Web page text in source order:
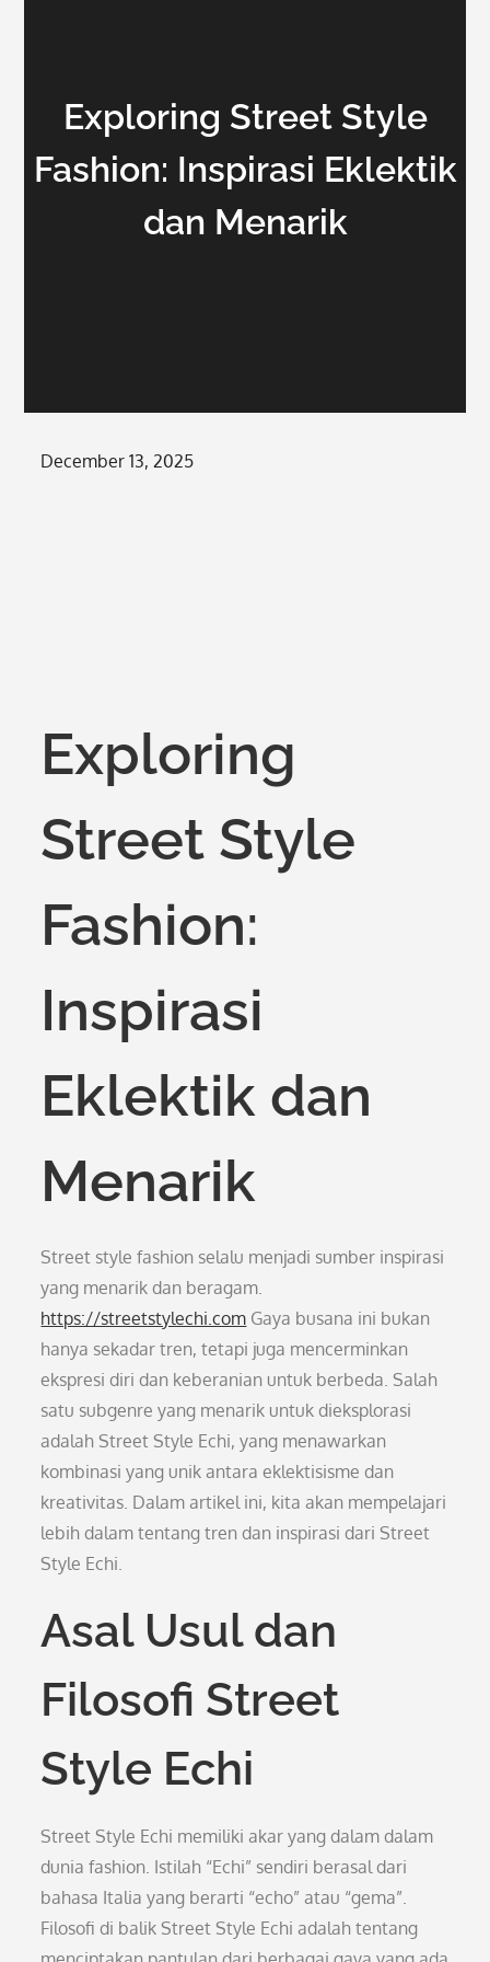
Exploring Street Style
Fashion: Inspirasi Eklektik
dan Menarik
Posted
December 13, 2025
Exploring
Street Style
Fashion:
Inspirasi
Eklektik dan
Menarik
Street style fashion selalu menjadi sumber inspirasi
yang menarik dan beragam.
https://streetstylechi.com Gaya busana ini bukan
hanya sekadar tren, tetapi juga mencerminkan
ekspresi diri dan keberanian untuk berbeda. Salah
satu subgenre yang menarik untuk dieksplorasi
adalah Street Style Echi, yang menawarkan
kombinasi yang unik antara eklektisisme dan
kreativitas. Dalam artikel ini, kita akan mempelajari
lebih dalam tentang tren dan inspirasi dari Street
Style Echi.
Asal Usul dan
Filosofi Street
Style Echi
Street Style Echi memiliki akar yang dalam dalam
dunia fashion. Istilah “Echi” sendiri berasal dari
bahasa Italia yang berarti “echo” atau “gema”.
Filosofi di balik Street Style Echi adalah tentang